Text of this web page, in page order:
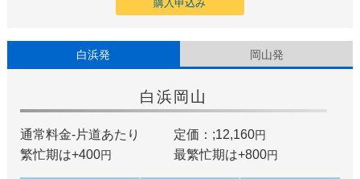
購入申込み
白浜発 岡山発
白浜 岡山
通常料金-片道あたり 定価：;12,160円
繁忙期は+400円 最繁忙期は+800円